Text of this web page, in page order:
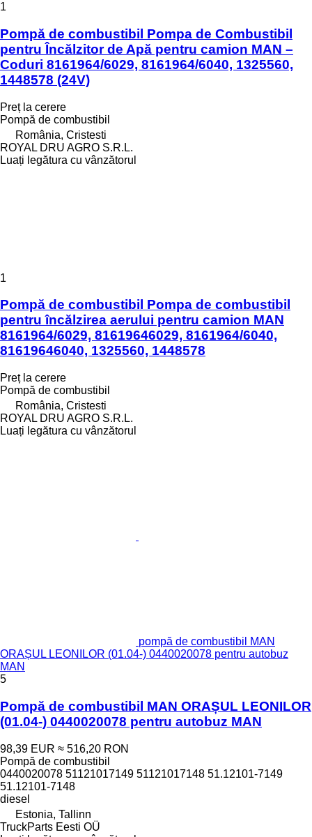
1
Pompă de combustibil Pompa de Combustibil
pentru Încălzitor de Apă pentru camion MAN –
Coduri 8161964/6029, 8161964/6040, 1325560,
1448578 (24V)
Preț la cerere
Pompă de combustibil
România, Cristesti
ROYAL DRU AGRO S.R.L.
Luați legătura cu vânzătorul
1
Pompă de combustibil Pompa de combustibil
pentru încălzirea aerului pentru camion MAN
8161964/6029, 81619646029, 8161964/6040,
81619646040, 1325560, 1448578
Preț la cerere
Pompă de combustibil
România, Cristesti
ROYAL DRU AGRO S.R.L.
Luați legătura cu vânzătorul
pompă de combustibil MAN
ORAȘUL LEONILOR (01.04-) 0440020078 pentru autobuz
MAN
5
Pompă de combustibil MAN ORAȘUL LEONILOR
(01.04-) 0440020078 pentru autobuz MAN
98,39 EUR ≈ 516,20 RON
Pompă de combustibil
0440020078 51121017149 51121017148 51.12101-7149
51.12101-7148
diesel
Estonia, Tallinn
TruckParts Eesti OÜ